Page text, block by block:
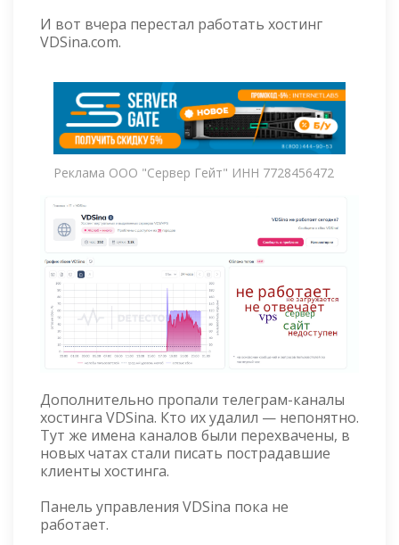
И вот вчера перестал работать хостинг
VDSina.com.
Реклама ООО "Сервер Гейт" ИНН 7728456472
Дополнительно пропали телеграм-каналы
хостинга VDSina. Кто их удалил — непонятно.
Тут же имена каналов были перехвачены, в
новых чатах стали писать пострадавшие
клиенты хостинга.
Панель управления VDSina пока не
работает.